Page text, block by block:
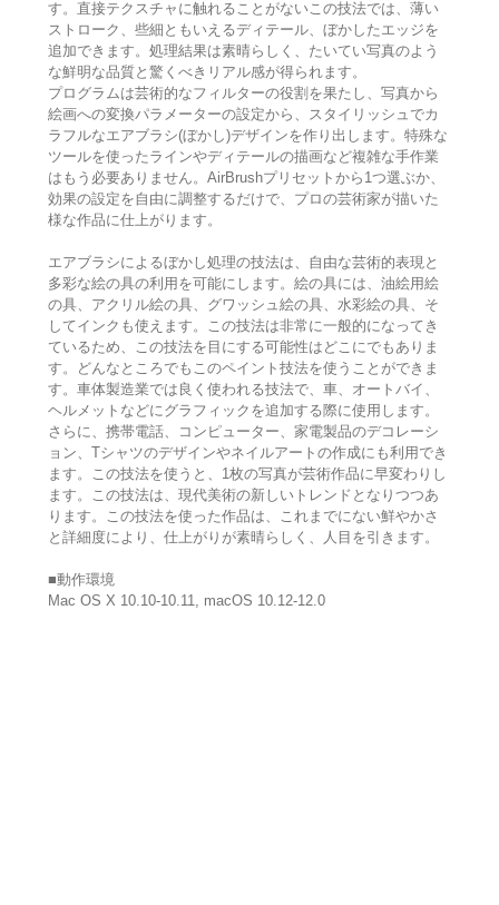
す。直接テクスチャに触れることがないこの技法では、薄い
ストローク、些細ともいえるディテール、ぼかしたエッジを
追加できます。処理結果は素晴らしく、たいてい写真のよう
な鮮明な品質と驚くべきリアル感が得られます。
プログラムは芸術的なフィルターの役割を果たし、写真から
絵画への変換パラメーターの設定から、スタイリッシュでカ
ラフルなエアブラシ(ぼかし)デザインを作り出します。特殊な
ツールを使ったラインやディテールの描画など複雑な手作業
はもう必要ありません。AirBrushプリセットから1つ選ぶか、
効果の設定を自由に調整するだけで、プロの芸術家が描いた
様な作品に仕上がります。
エアブラシによるぼかし処理の技法は、自由な芸術的表現と
多彩な絵の具の利用を可能にします。絵の具には、油絵用絵
の具、アクリル絵の具、グワッシュ絵の具、水彩絵の具、そ
してインクも使えます。この技法は非常に一般的になってき
ているため、この技法を目にする可能性はどこにでもありま
す。どんなところでもこのペイント技法を使うことができま
す。車体製造業では良く使われる技法で、車、オートバイ、
ヘルメットなどにグラフィックを追加する際に使用します。
さらに、携帯電話、コンピューター、家電製品のデコレーシ
ョン、Tシャツのデザインやネイルアートの作成にも利用でき
ます。この技法を使うと、1枚の写真が芸術作品に早変わりし
ます。この技法は、現代美術の新しいトレンドとなりつつあ
ります。この技法を使った作品は、これまでにない鮮やかさ
と詳細度により、仕上がりが素晴らしく、人目を引きます。
■動作環境
Mac OS X 10.10-10.11, macOS 10.12-12.0